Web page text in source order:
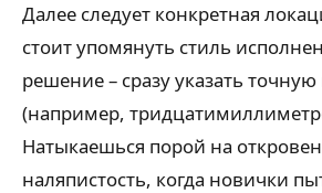
Далее следует конкретная
стоит упомянуть стиль
решение – сразу указать
(например,
Натыкаешься порой на
наляпистость, когда новички